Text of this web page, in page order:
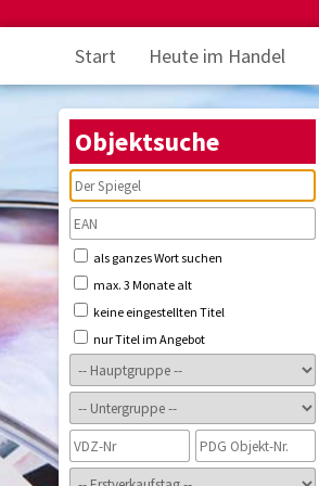
Start Heute im Handel
Objektsuche
als ganzes Wort suchen
max. 3 Monate alt
keine eingestellten Titel
nur Titel im Angebot